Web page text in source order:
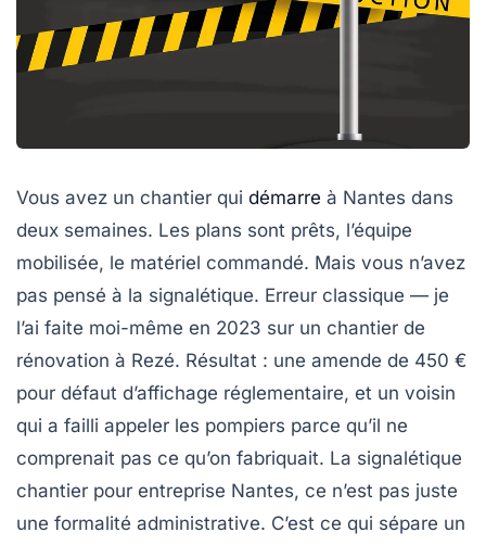
Vous avez un chantier qui démarre à Nantes dans
deux semaines. Les plans sont prêts, l’équipe
mobilisée, le matériel commandé. Mais vous n’avez
pas pensé à la signalétique. Erreur classique — je
l’ai faite moi-même en 2023 sur un chantier de
rénovation à Rezé. Résultat : une amende de 450 €
pour défaut d’affichage réglementaire, et un voisin
qui a failli appeler les pompiers parce qu’il ne
comprenait pas ce qu’on fabriquait. La signalétique
chantier pour entreprise Nantes, ce n’est pas juste
une formalité administrative. C’est ce qui sépare un